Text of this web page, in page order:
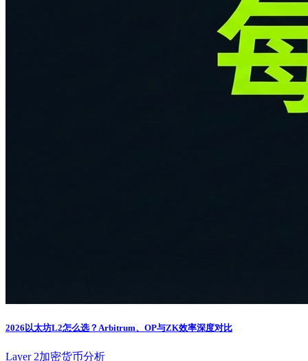
2026以太坊L2怎么选？Arbitrum、OP与ZK效率深度对比
Layer 2加密货币分析